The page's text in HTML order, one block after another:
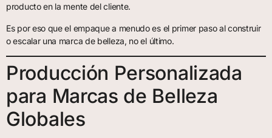
producto en la mente del cliente.
Es por eso que el empaque a menudo es el primer paso al construir
o escalar una marca de belleza, no el último.
Producción Personalizada
para Marcas de Belleza
Globales